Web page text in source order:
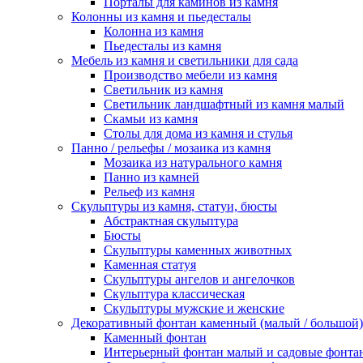
Колонны из камня и пьедесталы
Колонна из камня
Пьедесталы из камня
Мебель из камня и светильники для сада
Производство мебели из камня
Светильник из камня
Светильник ландшафтный из камня малый
Скамьи из камня
Столы для дома из камня и стулья
Панно / рельефы / мозаика из камня
Мозаика из натурального камня
Панно из камней
Рельеф из камня
Скульптуры из камня, статуи, бюсты
Абстрактная скульптура
Бюсты
Скульптуры каменных животных
Каменная статуя
Скульптуры ангелов и ангелочков
Скульптура классическая
Скульптуры мужские и женские
Декоративный фонтан каменный (малый / большой)
Каменный фонтан
Интерьерный фонтан малый и садовые